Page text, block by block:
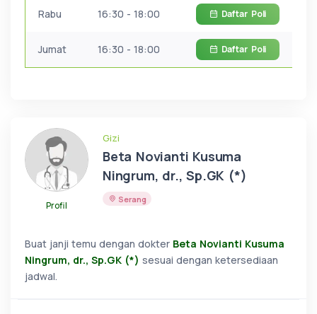
Rabu 16:30 - 18:00 Daftar Poli
Jumat 16:30 - 18:00 Daftar Poli
Profil
Gizi
Beta Novianti Kusuma
Ningrum, dr., Sp.GK (*)
Serang
Buat janji temu dengan dokter Beta Novianti Kusuma
Ningrum, dr., Sp.GK (*) sesuai dengan ketersediaan
jadwal.